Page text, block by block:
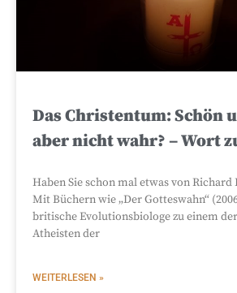
Das Christentum: Schön
aber nicht wahr? – Wort
Haben Sie schon mal etwas von Richard
Mit Büchern wie „Der Gotteswahn“
britische Evolutionsbiologe zu einem
Atheisten der
WEITERLESEN »